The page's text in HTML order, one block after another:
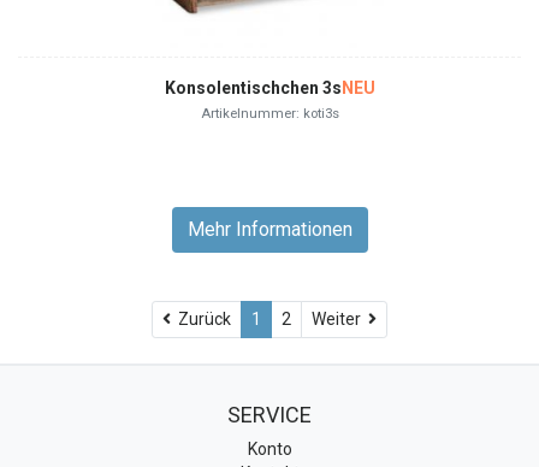
Konsolentischchen 3s NEU
Artikelnummer: koti3s
Mehr Informationen
Zurück 1 2 Weiter Weiter
SERVICE
Konto